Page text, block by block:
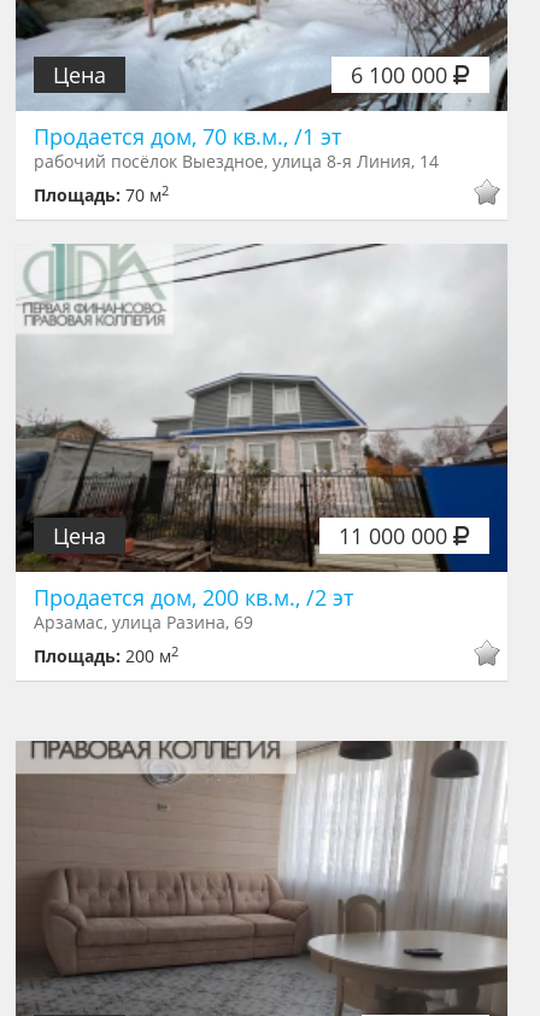
6 100 000
Цена
Продается дом, 70 кв.м., /1 эт
рабочий посёлок Выездное, улица 8-я Линия, 14
Площадь:70 м2
11 000 000
Цена
Продается дом, 200 кв.м., /2 эт
Арзамас, улица Разина, 69
Площадь:200 м2